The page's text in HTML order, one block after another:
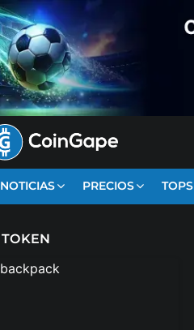
NOTICIAS PRECIOS TOPS
TOKEN